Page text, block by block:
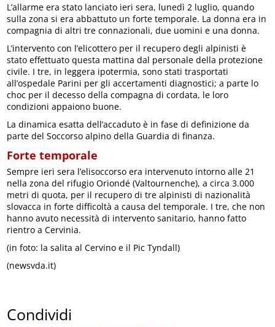
L’allarme era stato lanciato ieri sera, lunedì 2 luglio, quando
sulla zona si era abbattuto un forte temporale. La donna era in
compagnia di altri tre connazionali, due uomini e una donna.
L’intervento con l’elicottero per il recupero degli alpinisti è
stato effettuato questa mattina dal personale della protezione
civile. I tre, in leggera ipotermia, sono stati trasportati
all’ospedale Parini per gli accertamenti diagnostici; a parte lo
choc per il decesso della compagna di cordata, le loro
condizioni appaiono buone.
La dinamica esatta dell’accaduto è in fase di definizione da
parte del Soccorso alpino della Guardia di finanza.
Forte temporale
Sempre ieri sera l’elisoccorso era intervenuto intorno alle 21
nella zona del rifugio Oriondé (Valtournenche), a circa 3.000
metri di quota, per il recupero di tre alpinisti di nazionalità
slovacca in forte difficoltà a causa del temporale. I tre, che non
hanno avuto necessità di intervento sanitario, hanno fatto
rientro a Cervinia.
(in foto: la salita al Cervino e il Pic Tyndall)
(newsvda.it)
Condividi